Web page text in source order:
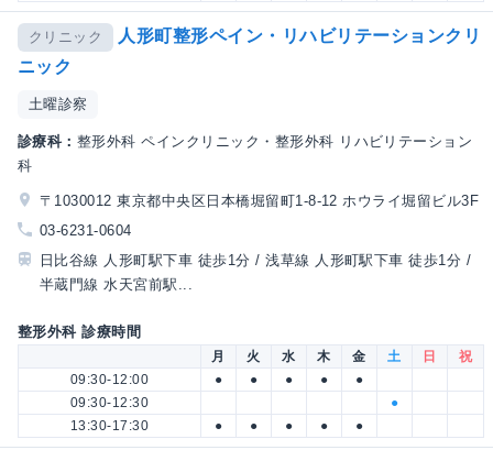
クリニック
人形町整形ペイン・リハビリテーションクリ
ニック
土曜診察
診療科： 整形外科 ペインクリニック・整形外科 リハビリテーション
科
〒1030012 東京都中央区日本橋堀留町1-8-12 ホウライ堀留ビル3F
03-6231-0604
日比谷線 人形町駅下車 徒歩1分 / 浅草線 人形町駅下車 徒歩1分 /
半蔵門線 水天宮前駅...
整形外科 診療時間
月 火 水 木 金 土 日
祝
09:30-12:00
● ● ● ●
●
09:30-12:30
●
13:30-17:30
● ● ● ● ●